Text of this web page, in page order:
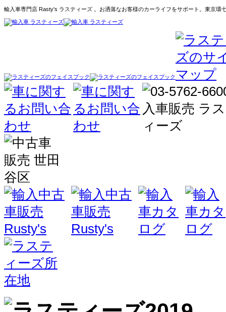
輸入車専門店 Rasty's ラスティーズ 。お洒落なお客様のカーライフをサポート。東京